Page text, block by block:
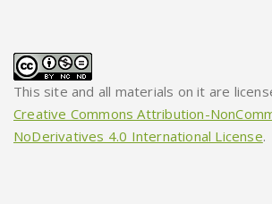
This site and all materials on it are
Creative Commons Attribution-
NoDerivatives 4.0 International License.